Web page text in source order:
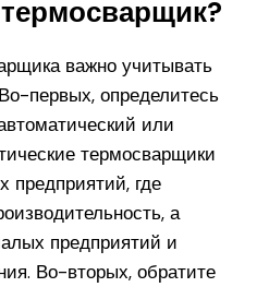
важно учитывать
первых, определитесь
или
термосварщики
предприятий, где
а
предприятий и
Во-вторых, обратите